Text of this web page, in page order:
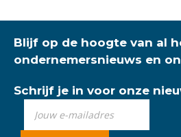
Blijf op de hoogte van al
ondernemersnieuws en
Schrijf je in voor onze